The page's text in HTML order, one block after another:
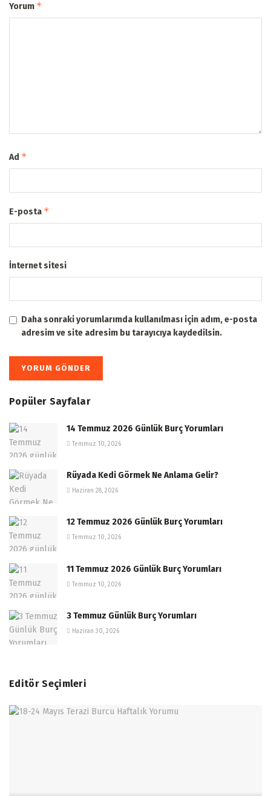
Yorum *
Ad *
E-posta *
İnternet sitesi
Daha sonraki yorumlarımda kullanılması için adım, e-posta
adresim ve site adresim bu tarayıcıya kaydedilsin.
Popüler Sayfalar
14 Temmuz 2026 Günlük Burç Yorumları
Temmuz 10, 2026
Rüyada Kedi Görmek Ne Anlama Gelir?
Haziran 28, 2026
12 Temmuz 2026 Günlük Burç Yorumları
Temmuz 10, 2026
11 Temmuz 2026 Günlük Burç Yorumları
Temmuz 10, 2026
3 Temmuz Günlük Burç Yorumları
Haziran 30, 2026
Editör Seçimleri